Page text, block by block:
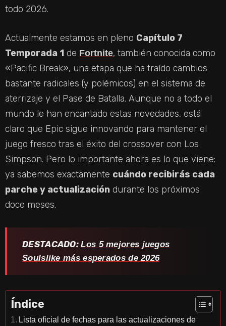
todo 2026.
Actualmente estamos en pleno Capítulo 7
Temporada 1 de Fortnite, también conocida como
«Pacific Break», una etapa que ha traído cambios
bastante radicales (y polémicos) en el sistema de
aterrizaje y el Pase de Batalla. Aunque no a todo el
mundo le han encantado estas novedades, está
claro que Epic sigue innovando para mantener el
juego fresco tras el éxito del crossover con Los
Simpson. Pero lo importante ahora es lo que viene:
ya sabemos exactamente cuándo recibirás cada
parche y actualización durante los próximos
doce meses.
DESTACADO:Los 5 mejores juegos
Soulslike más esperados de 2026
Índice
Lista oficial de fechas para las actualizaciones de